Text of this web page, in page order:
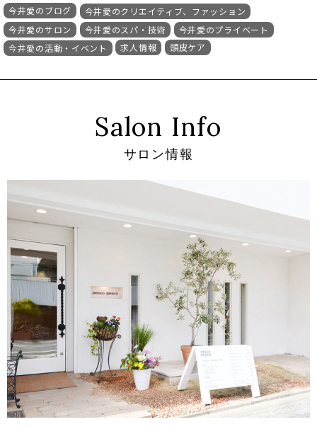
今井愛のブログ
今井愛のクリエイティブ、ファッション
今井愛のサロン
今井愛のスパ・技術
今井愛のプライベート
今井愛の活動・イベント
求人情報 頭皮ケア
Salon Info
サロン情報